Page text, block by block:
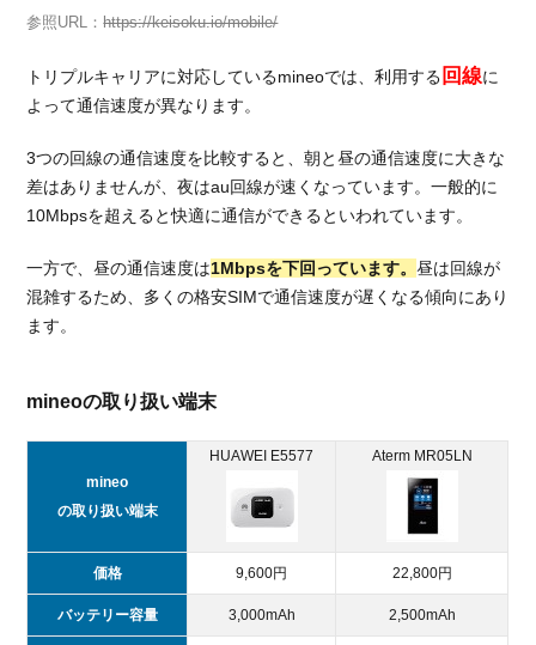
参照URL：https://keisoku.io/mobile/
トリプルキャリアに対応しているmineoでは、利用する 回線に
よって通信速度が異なります。
3つの回線の通信速度を比較すると、朝と昼の通信速度に大きな
差はありませんが、夜はau回線が速くなっています。一般的に
10Mbpsを超えると快適に通信ができるといわれています。
一方で、昼の通信速度は1Mbpsを下回っています。昼は回線が
混雑するため、多くの格安SIMで通信速度が遅くなる傾向にあり
ます。
mineoの取り扱い端末
mineo
の取り扱い端末
HUAWEI E5577 Aterm MR05LN
価格 9,600円 22,800円
バッテリー容量 3,000mAh 2,500mAh